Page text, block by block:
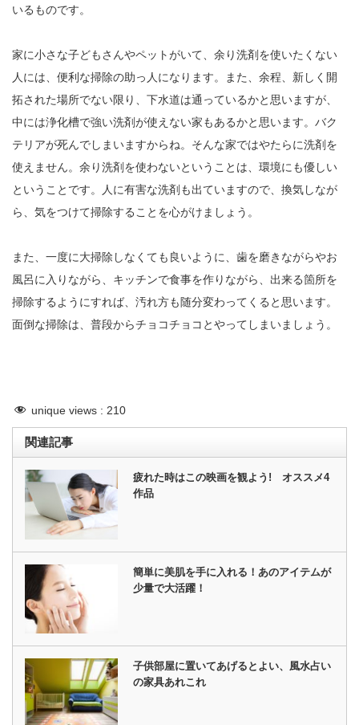
いるものです。
家に小さな子どもさんやペットがいて、余り洗剤を使いたくない
人には、便利な掃除の助っ人になります。また、余程、新しく開
拓された場所でない限り、下水道は通っているかと思いますが、
中には浄化槽で強い洗剤が使えない家もあるかと思います。バク
テリアが死んでしまいますからね。そんな家ではやたらに洗剤を
使えません。余り洗剤を使わないということは、環境にも優しい
ということです。人に有害な洗剤も出ていますので、換気しなが
ら、気をつけて掃除することを心がけましょう。
また、一度に大掃除しなくても良いように、歯を磨きながらやお
風呂に入りながら、キッチンで食事を作りながら、出来る箇所を
掃除するようにすれば、汚れ方も随分変わってくると思います。
面倒な掃除は、普段からチョコチョコとやってしまいましょう。
unique views : 210
関連記事
疲れた時はこの映画を観よう! オススメ4
作品
簡単に美肌を手に入れる！あのアイテムが
少量で大活躍！
子供部屋に置いてあげるとよい、風水占い
の家具あれこれ